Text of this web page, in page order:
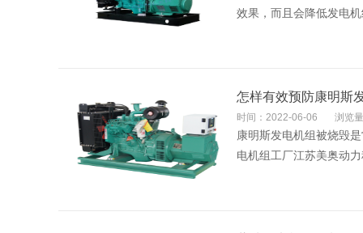
效果，而且会降低发电
怎样有效预防康明斯
时间：2022-06-06 浏览
康明斯发电机组被烧毁
电机组工厂江苏美奥动